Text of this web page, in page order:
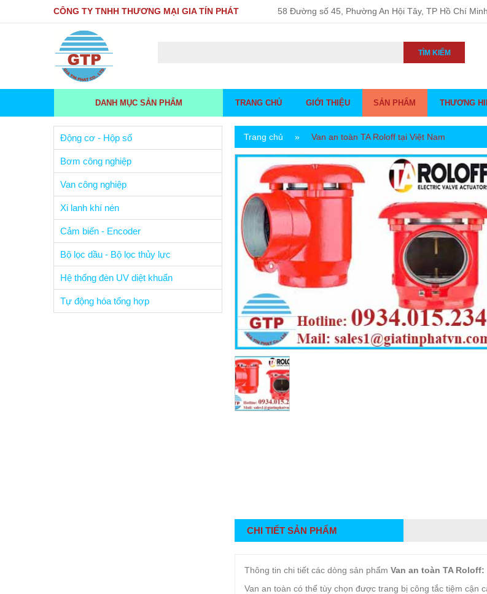
CÔNG TY TNHH THƯƠNG MẠI GIA TÍN PHÁT 58 Đường số 45, Phường An Hội Tây, TP Hồ Chí
TÌM KIẾM
DANH MỤC SẢN PHẨM TRANG CHỦ GIỚI THIỆU SẢN PHẨM THƯƠNG
Động cơ - Hộp số
Bơm công nghiệp
Van công nghiệp
Xi lanh khí nén
Cảm biến - Encoder
Bộ lọc dầu - Bộ lọc thủy lực
Hệ thống đèn UV diệt khuẩn
Tự động hóa tổng hợp
Trang chủ » Van an toàn TA Roloff tại Việt Nam
CHI TIẾT SẢN PHẨM
Thông tin chi tiết các dòng sản phẩm Van an toàn TA Roloff:
Van an toàn có thể tùy chọn được trang bị công tắc tiệm cận